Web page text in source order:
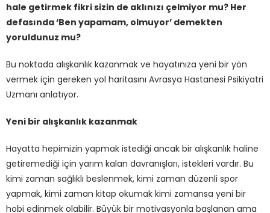
hale getirmek fikri sizin de aklınızı çelmiyor mu? Her
defasında ‘Ben yapamam, olmuyor’ demekten
yoruldunuz mu?
Bu noktada alışkanlık kazanmak ve hayatınıza yeni bir yön
vermek için gereken yol haritasını Avrasya Hastanesi Psikiyatri
Uzmanı anlatıyor.
Yeni bir alışkanlık kazanmak
Hayatta hepimizin yapmak istediği ancak bir alışkanlık haline
getiremediği için yarım kalan davranışları, istekleri vardır. Bu
kimi zaman sağlıklı beslenmek, kimi zaman düzenli spor
yapmak, kimi zaman kitap okumak kimi zamansa yeni bir
hobi edinmek olabilir. Büyük bir motivasyonla başlanan ama